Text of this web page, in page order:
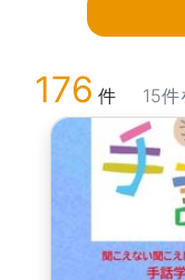
176 件 15件